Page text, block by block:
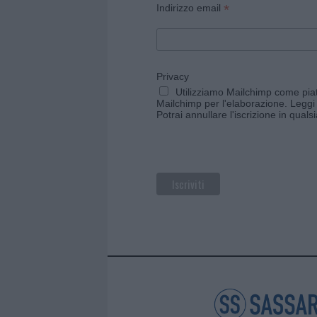
Indirizzo email *
Privacy
Utilizziamo Mailchimp come
Mailchimp per l'elaborazione.
Potrai annullare l'iscrizione in